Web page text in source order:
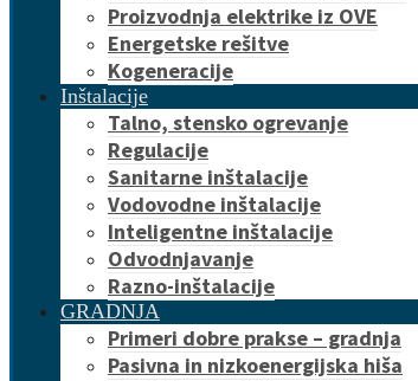
Proizvodnja elektrike iz OVE
Energetske rešitve
Kogeneracije
Inštalacije
Talno, stensko ogrevanje
Regulacije
Sanitarne inštalacije
Vodovodne inštalacije
Inteligentne inštalacije
Odvodnjavanje
Razno-inštalacije
GRADNJA
Primeri dobre prakse – gradnja
Pasivna in nizkoenergijska hiša